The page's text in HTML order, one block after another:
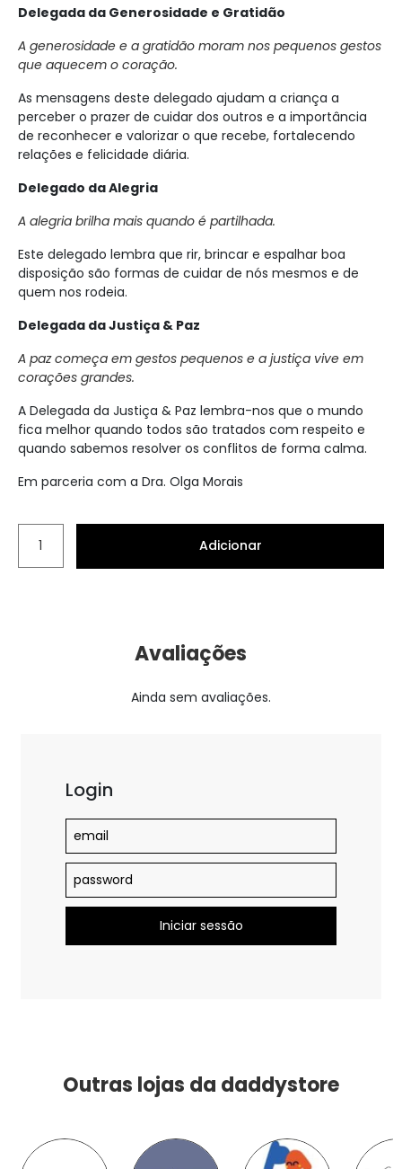
Delegada da Generosidade e Gratidão
A generosidade e a gratidão moram nos pequenos gestos
que aquecem o coração.
As mensagens deste delegado ajudam a criança a
perceber o prazer de cuidar dos outros e a importância
de reconhecer e valorizar o que recebe, fortalecendo
relações e felicidade diária.
Delegado da Alegria
A alegria brilha mais quando é partilhada.
Este delegado lembra que rir, brincar e espalhar boa
disposição são formas de cuidar de nós mesmos e de
quem nos rodeia.
Delegada da Justiça & Paz
A paz começa em gestos pequenos e a justiça vive em
corações grandes.
A Delegada da Justiça & Paz lembra-nos que o mundo
fica melhor quando todos são tratados com respeito e
quando sabemos resolver os conflitos de forma calma.
Em parceria com a Dra. Olga Morais
Adicionar
Avaliações
Ainda sem avaliações.
Login
Outras lojas da daddystore